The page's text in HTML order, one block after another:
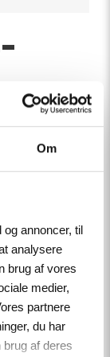
Om
annoncer, til
analysere
brug af vores
medier,
partnere
du har
af deres
Design
IP68,
Qualified
ozone
halogen,
2-pin + PE